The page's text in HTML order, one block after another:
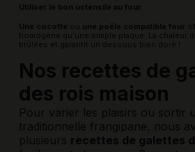
Utiliser le bon ustensile au four
Une cocotte ou une poêle compatible four
homogène qu’une simple plaque. La chaleur
brûlées et garantit un dessous bien doré !
Nos recettes de
des rois maison
Pour varier les plaisirs ou sortir
traditionnelle frangipane, nous
plusieurs recettes de galettes